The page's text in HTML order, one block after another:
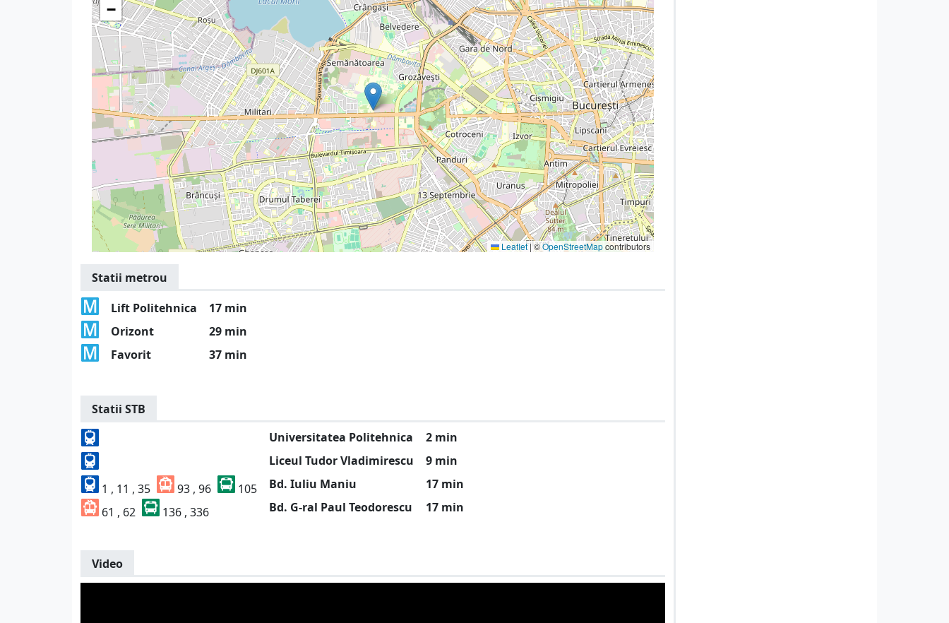
−
Leaflet |©OpenStreetMapcontributors
Statii metrou
Lift Politehnica
17 min
Orizont
29 min
Favorit
37 min
Statii STB
Universitatea Politehnica
2 min
Liceul Tudor Vladimirescu
9 min
1 , 11 , 35
93 , 96 105 Bd. Iuliu Maniu
17 min
61 , 62
136 , 336 Bd. G-ral Paul Teodorescu 17 min
Video